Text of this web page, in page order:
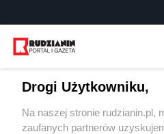
Wydawca mediów
Drogi Użytkowniku,
Na naszej stronie rudzianin.pl,
zaufanych partnerów